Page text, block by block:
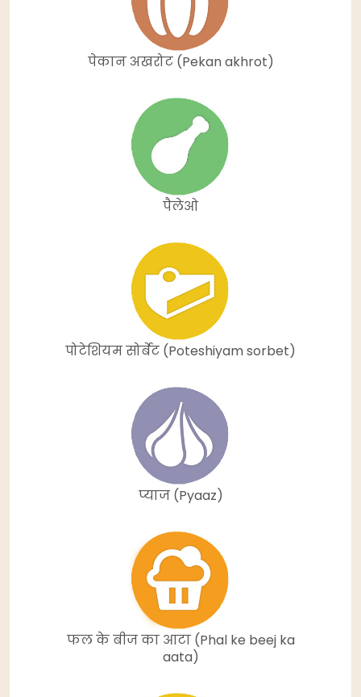
पेकान अखरोट (Pekan akhrot)
पैलेओ
पोटेशियम सोर्बेट (Poteshiyam sorbet)
प्याज (Pyaaz)
फल के बीज का आटा (Phal ke beej ka
aata)